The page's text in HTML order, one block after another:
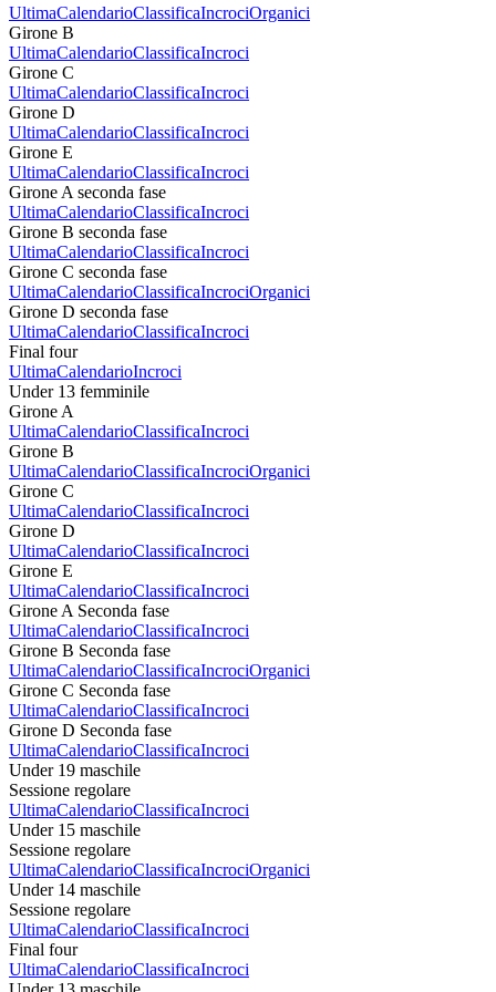
UltimaCalendarioClassificaIncrociOrganici
Girone B
UltimaCalendarioClassificaIncroci
Girone C
UltimaCalendarioClassificaIncroci
Girone D
UltimaCalendarioClassificaIncroci
Girone E
UltimaCalendarioClassificaIncroci
Girone A seconda fase
UltimaCalendarioClassificaIncroci
Girone B seconda fase
UltimaCalendarioClassificaIncroci
Girone C seconda fase
UltimaCalendarioClassificaIncrociOrganici
Girone D seconda fase
UltimaCalendarioClassificaIncroci
Final four
UltimaCalendarioIncroci
Under 13 femminile
Girone A
UltimaCalendarioClassificaIncroci
Girone B
UltimaCalendarioClassificaIncrociOrganici
Girone C
UltimaCalendarioClassificaIncroci
Girone D
UltimaCalendarioClassificaIncroci
Girone E
UltimaCalendarioClassificaIncroci
Girone A Seconda fase
UltimaCalendarioClassificaIncroci
Girone B Seconda fase
UltimaCalendarioClassificaIncrociOrganici
Girone C Seconda fase
UltimaCalendarioClassificaIncroci
Girone D Seconda fase
UltimaCalendarioClassificaIncroci
Under 19 maschile
Sessione regolare
UltimaCalendarioClassificaIncroci
Under 15 maschile
Sessione regolare
UltimaCalendarioClassificaIncrociOrganici
Under 14 maschile
Sessione regolare
UltimaCalendarioClassificaIncroci
Final four
UltimaCalendarioClassificaIncroci